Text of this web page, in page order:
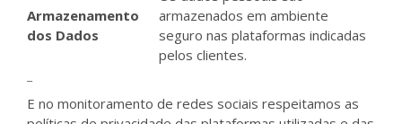
Armazenamento
dos Dados
armazenados em ambiente
seguro nas plataformas indicadas
pelos clientes.
E no monitoramento de redes sociais respeitamos as